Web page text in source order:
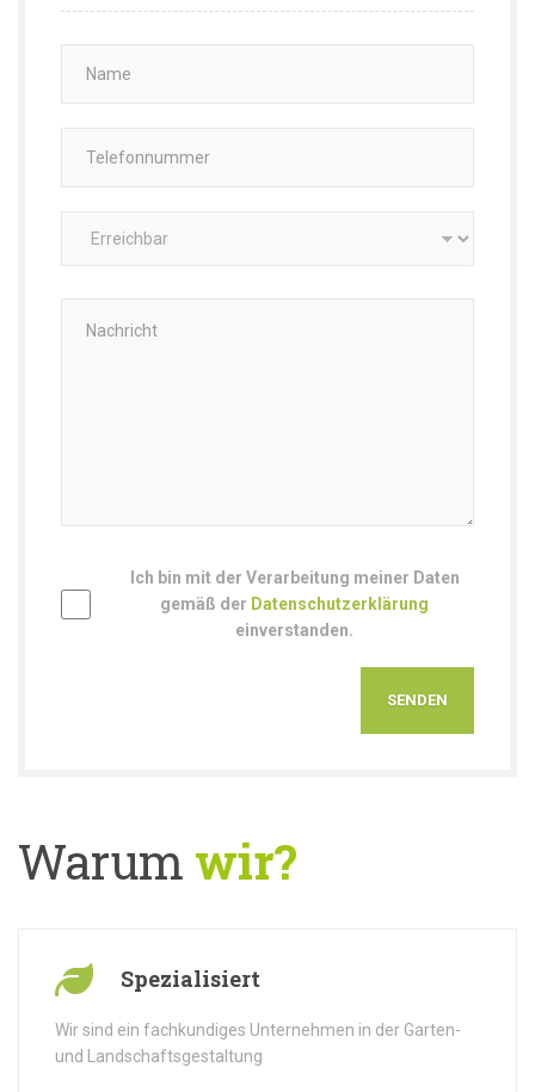
Ich bin mit der Verarbeitung meiner Daten
gemäß der Datenschutzerklärung
einverstanden.
Warum wir?
Spezialisiert
Wir sind ein fachkundiges Unternehmen in der Garten-
und Landschaftsgestaltung